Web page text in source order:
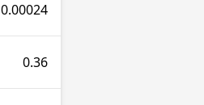
0.00024
0.36